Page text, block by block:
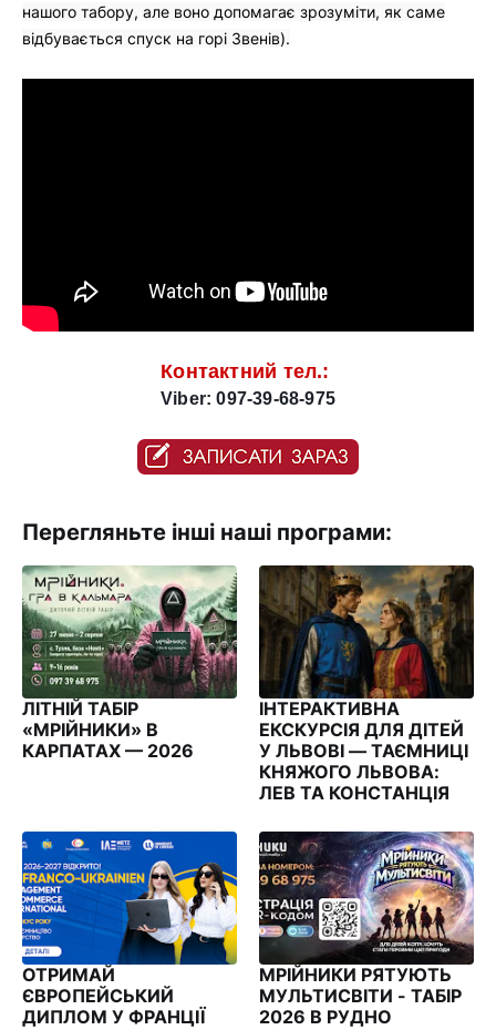
нашого табору, але воно допомагає зрозуміти, як саме
відбувається спуск на горі Звенів).
Контактний тел.:
Viber: 097-39-68-975
Перегляньте інші наші програми:
ЛІТНІЙ ТАБІР
«МРІЙНИКИ» В
КАРПАТАХ — 2026
ІНТЕРАКТИВНА
ЕКСКУРСІЯ ДЛЯ ДІТЕЙ
У ЛЬВОВІ — ТАЄМНИЦІ
КНЯЖОГО ЛЬВОВА:
ЛЕВ ТА КОНСТАНЦІЯ
ОТРИМАЙ
ЄВРОПЕЙСЬКИЙ
ДИПЛОМ У ФРАНЦІЇ
МРІЙНИКИ РЯТУЮТЬ
МУЛЬТИСВІТИ - ТАБІР
2026 В РУДНО